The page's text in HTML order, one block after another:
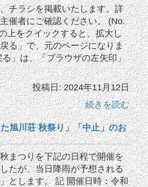
チラシを掲載いたします。詳
催者にご確認ください。 (No.
上をクイックすると、拡大し
る」で、元のページになりま
」は、「ブラウザの左矢印」
投稿日: 2024年11月12日
続きを読む
旭川荘 秋祭り」「中止」のお
まつりを下記の日程で開催を
たが、当日降雨が予想される
とします。 記 開催日時：令和